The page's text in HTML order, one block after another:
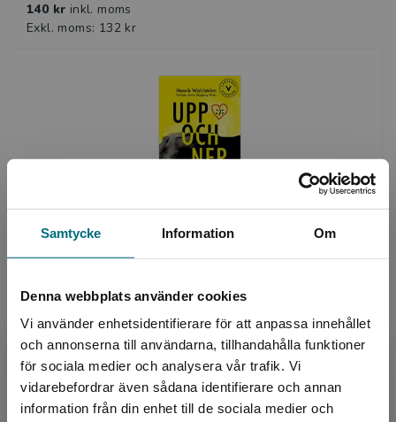
Samtycke Information Om
Denna webbplats använder cookies
Vi använder enhetsidentifierare för att anpassa innehållet
och annonserna till användarna, tillhandahålla funktioner
för sociala medier och analysera vår trafik. Vi
vidarebefordrar även sådana identifierare och annan
information från din enhet till de sociala medier och
Begränsad fraktregion
140 kr inkl. moms
Exkl. moms: 132 kr
Uppochner (lättläst)
Exkl. moms: 181 kr